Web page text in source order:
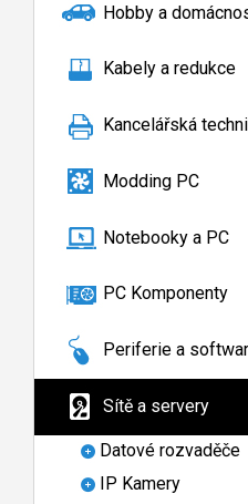
Hobby a
Kabely a redukce
Kancelářská
Modding PC
Notebooky a PC
PC Komponenty
Periferie a
Sítě a servery
Datové rozvaděče
IP Kamery